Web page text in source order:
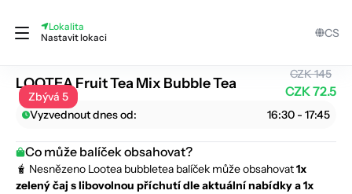
Lokalita
Nastavit lokaci
CS
Zbývá 5
Lootea
LOOTEA Fruit Tea Mix Bubble Tea
CZK 145
CZK 72.5
Vyzvednout dnes od: 16:30 - 17:45
Co může balíček obsahovat?
🧋 Nesnězeno Lootea bubbletea balíček může obsahovat1x
zelený čaj s libovolnou příchutí dle aktuální nabídky a 1x